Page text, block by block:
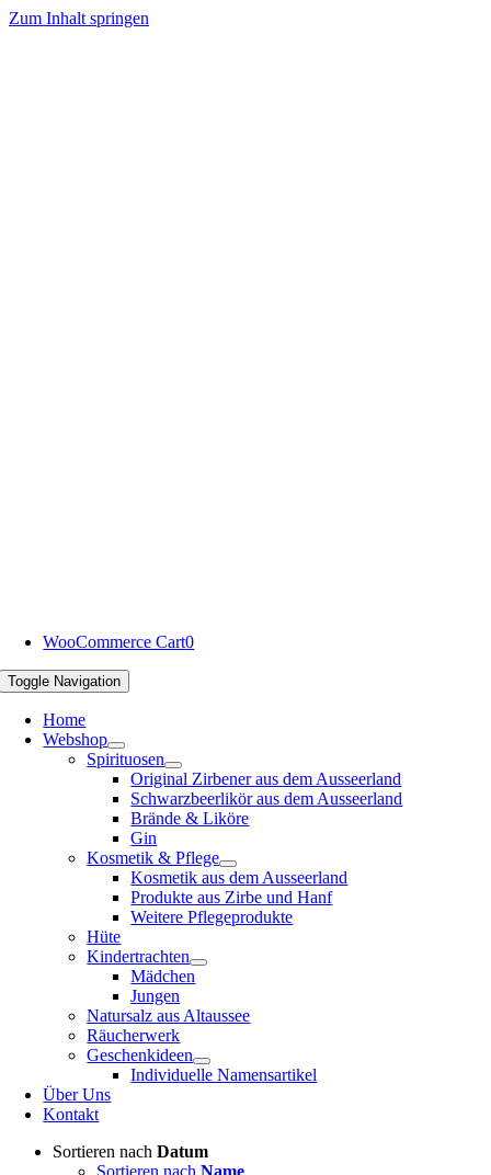
Zum Inhalt springen
WooCommerce Cart0
Toggle Navigation
Home
Webshop
Spirituosen
Original Zirbener aus dem Ausseerland
Schwarzbeerlikör aus dem Ausseerland
Brände & Liköre
Gin
Kosmetik & Pflege
Kosmetik aus dem Ausseerland
Produkte aus Zirbe und Hanf
Weitere Pflegeprodukte
Hüte
Kindertrachten
Mädchen
Jungen
Natursalz aus Altaussee
Räucherwerk
Geschenkideen
Individuelle Namensartikel
Über Uns
Kontakt
Sortieren nach Datum
Sortieren nach Name